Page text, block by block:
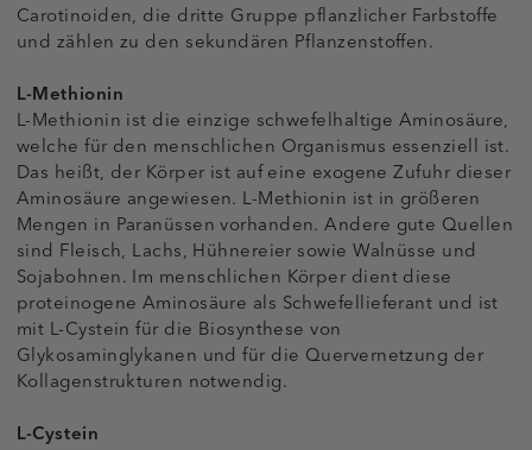
Carotinoiden, die dritte Gruppe pflanzlicher Farbstoffe
und zählen zu den sekundären Pflanzenstoffen.
L-Methionin
L-Methionin ist die einzige schwefelhaltige Aminosäure,
welche für den menschlichen Organismus essenziell ist.
Das heißt, der Körper ist auf eine exogene Zufuhr dieser
Aminosäure angewiesen. L-Methionin ist in größeren
Mengen in Paranüssen vorhanden. Andere gute Quellen
sind Fleisch, Lachs, Hühnereier sowie Walnüsse und
Sojabohnen. Im menschlichen Körper dient diese
proteinogene Aminosäure als Schwefellieferant und ist
mit L-Cystein für die Biosynthese von
Glykosaminglykanen und für die Quervernetzung der
Kollagenstrukturen notwendig.
L-Cystein